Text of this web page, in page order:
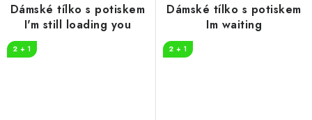
Dámské tílko s potiskem
I'm still loading you
2 + 1
Dámské tílko s potiskem
Im waiting
2 + 1